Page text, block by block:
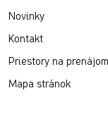
Novinky
Kontakt
Priestory na prenájom
Mapa stránok